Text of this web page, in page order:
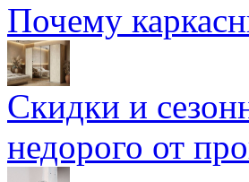
Почему
Скидки и
недорого от